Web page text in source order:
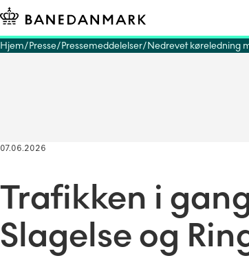
Hjem Presse Pressemeddelelser Nedrevet køreledning
07.06.2026
Trafikken i
Slagelse og